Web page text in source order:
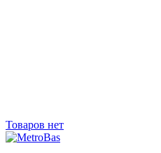
Товаров нет